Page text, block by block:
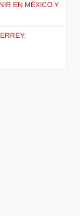
EN MÉXICO Y